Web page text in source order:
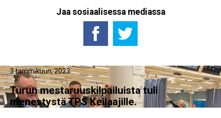
Jaa sosiaalisessa mediassa
3 tammikuun, 2023
Turun mestaruuskilpailuista tuli
menestystä TPS Keilaajille.